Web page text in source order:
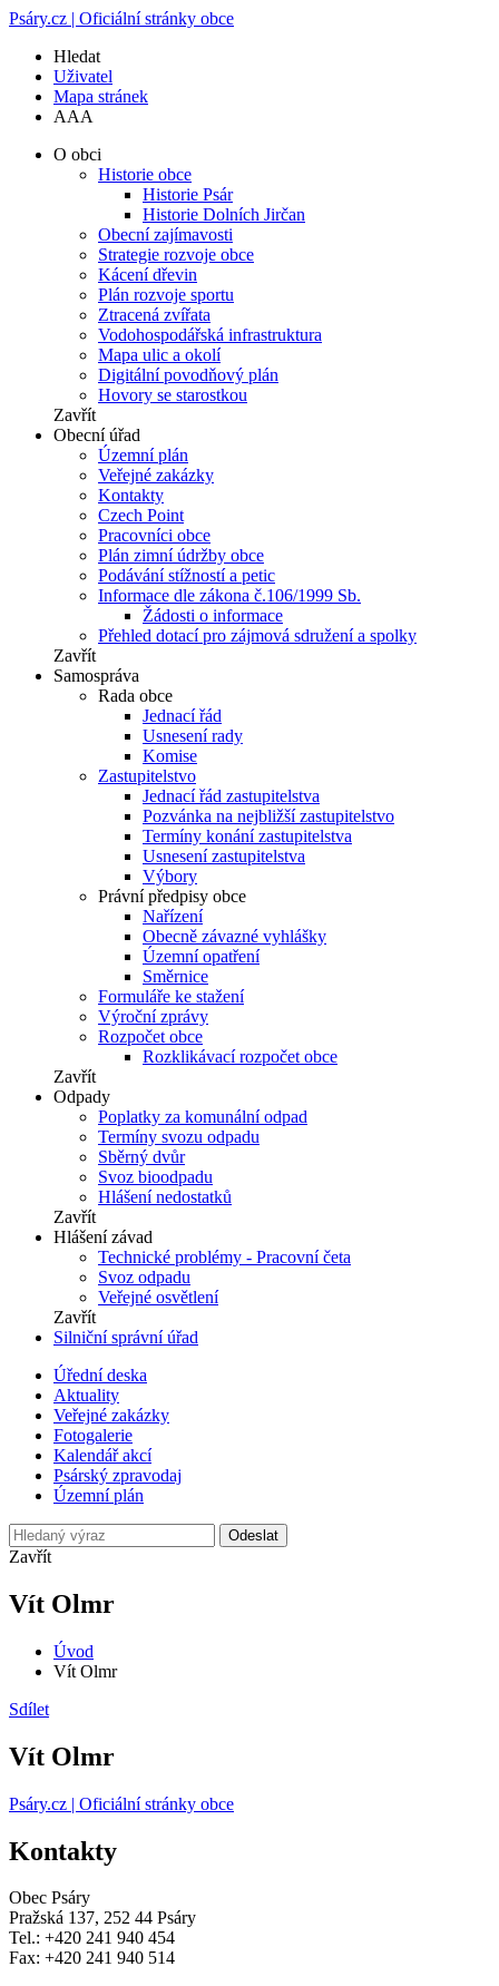
Psáry.cz | Oficiální stránky obce
Hledat
Uživatel
Mapa stránek
AAA
O obci
Historie obce
Historie Psár
Historie Dolních Jirčan
Obecní zajímavosti
Strategie rozvoje obce
Kácení dřevin
Plán rozvoje sportu
Ztracená zvířata
Vodohospodářská infrastruktura
Mapa ulic a okolí
Digitální povodňový plán
Hovory se starostkou
Zavřít
Obecní úřad
Územní plán
Veřejné zakázky
Kontakty
Czech Point
Pracovníci obce
Plán zimní údržby obce
Podávání stížností a petic
Informace dle zákona č.106/1999 Sb.
Žádosti o informace
Přehled dotací pro zájmová sdružení a spolky
Zavřít
Samospráva
Rada obce
Jednací řád
Usnesení rady
Komise
Zastupitelstvo
Jednací řád zastupitelstva
Pozvánka na nejbližší zastupitelstvo
Termíny konání zastupitelstva
Usnesení zastupitelstva
Výbory
Právní předpisy obce
Nařízení
Obecně závazné vyhlášky
Územní opatření
Směrnice
Formuláře ke stažení
Výroční zprávy
Rozpočet obce
Rozklikávací rozpočet obce
Zavřít
Odpady
Poplatky za komunální odpad
Termíny svozu odpadu
Sběrný dvůr
Svoz bioodpadu
Hlášení nedostatků
Zavřít
Hlášení závad
Technické problémy - Pracovní četa
Svoz odpadu
Veřejné osvětlení
Zavřít
Silniční správní úřad
Úřední deska
Aktuality
Veřejné zakázky
Fotogalerie
Kalendář akcí
Psárský zpravodaj
Územní plán
Odeslat
Zavřít
Vít Olmr
Úvod
Vít Olmr
Sdílet
Vít Olmr
Psáry.cz | Oficiální stránky obce
Kontakty
Obec Psáry
Pražská 137, 252 44 Psáry
Tel.: +420 241 940 454
Fax: +420 241 940 514